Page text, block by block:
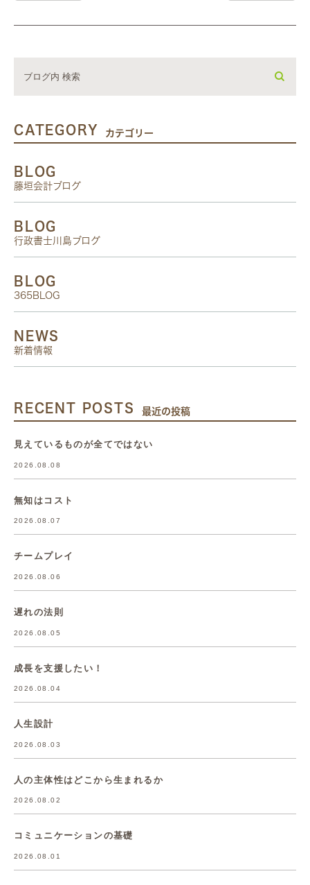
CATEGORY カテゴリー
BLOG
藤垣会計ブログ
BLOG
行政書士川島ブログ
BLOG
365BLOG
NEWS
新着情報
RECENT POSTS 最近の投稿
見えているものが全てではない
2026.08.08
無知はコスト
2026.08.07
チームプレイ
2026.08.06
遅れの法則
2026.08.05
成長を支援したい！
2026.08.04
人生設計
2026.08.03
人の主体性はどこから生まれるか
2026.08.02
コミュニケーションの基礎
2026.08.01